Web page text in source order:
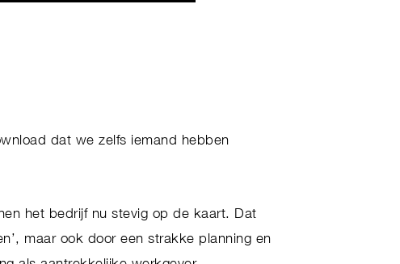
dat we zelfs iemand hebben
het bedrijf nu stevig op de kaart. Dat
maar ook door een strakke planning en